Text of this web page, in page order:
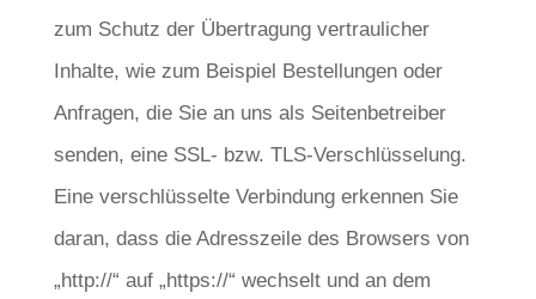
zum Schutz der Übertragung vertraulicher
Inhalte, wie zum Beispiel Bestellungen oder
Anfragen, die Sie an uns als Seitenbetreiber
senden, eine SSL- bzw. TLS-Verschlüsselung.
Eine verschlüsselte Verbindung erkennen Sie
daran, dass die Adresszeile des Browsers von
„http://“ auf „https://“ wechselt und an dem